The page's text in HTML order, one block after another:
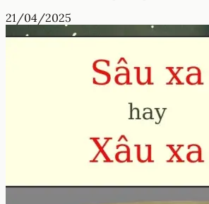
21/04/2025